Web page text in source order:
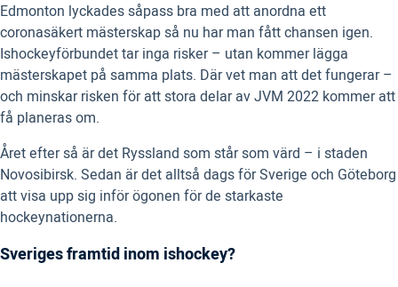
Edmonton lyckades såpass bra med att anordna ett
coronasäkert mästerskap så nu har man fått chansen igen.
Ishockeyförbundet tar inga risker – utan kommer lägga
mästerskapet på samma plats. Där vet man att det fungerar –
och minskar risken för att stora delar av JVM 2022 kommer att
få planeras om.
Året efter så är det Ryssland som står som värd – i staden
Novosibirsk. Sedan är det alltså dags för Sverige och Göteborg
att visa upp sig inför ögonen för de starkaste
hockeynationerna.
Sveriges framtid inom ishockey?